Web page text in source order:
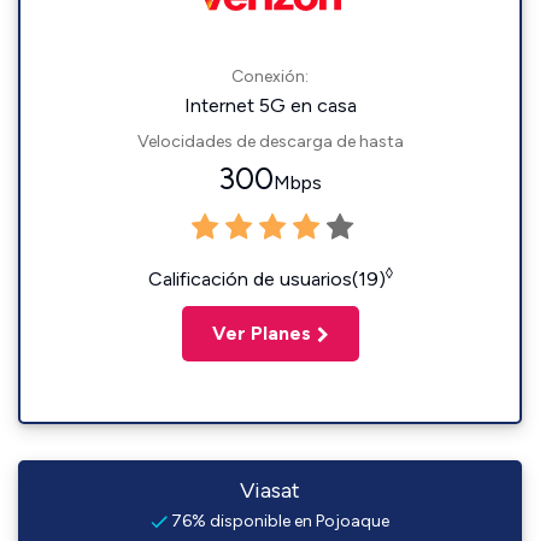
Conexión:
Internet 5G en casa
Velocidades de descarga de hasta
300Mbps
Calificación de usuarios(19)◊
Ver Planes
Viasat
76% disponible en Pojoaque